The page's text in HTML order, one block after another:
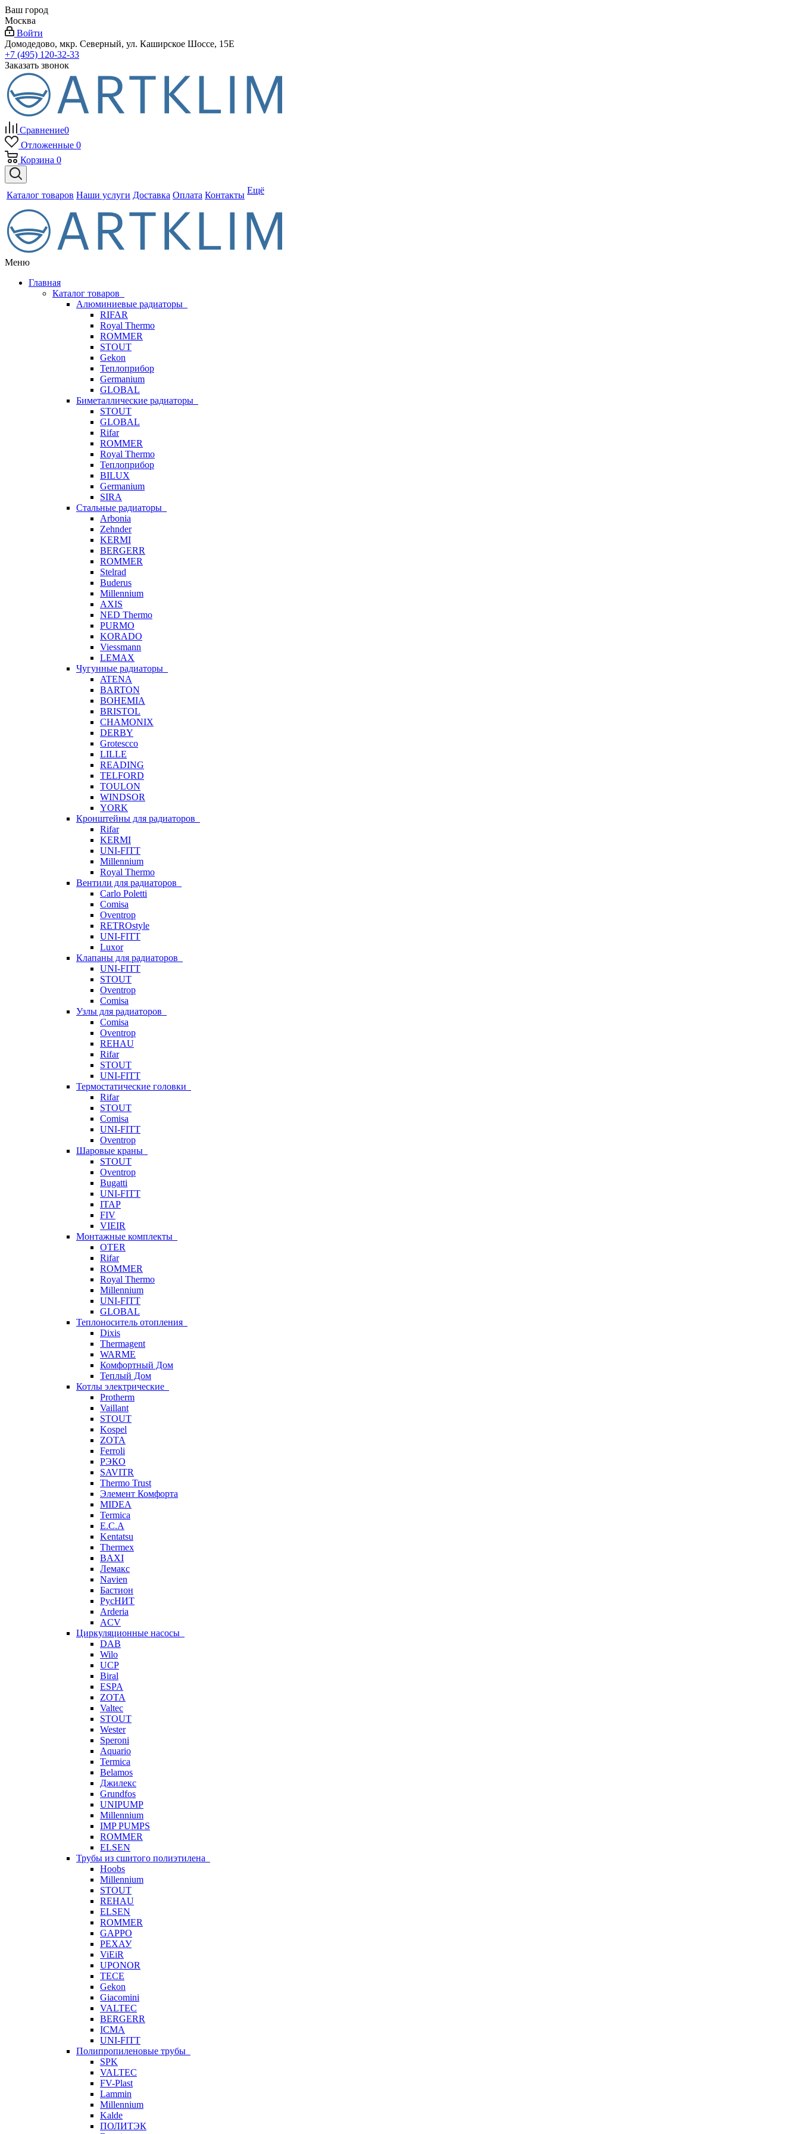
Ваш город
Москва
Войти
Домодедово, мкр. Северный, ул. Каширское Шоссе, 15Е
+7 (495) 120-32-33
Заказать звонок
Сравнение0
Отложенные 0
Корзина 0
Каталог товаров Наши услуги Доставка Оплата Контакты Ещё
Меню
Главная
Каталог товаров
Алюминиевые радиаторы
RIFAR
Royal Thermo
ROMMER
STOUT
Gekon
Теплоприбор
Germanium
GLOBAL
Биметаллические радиаторы
STOUT
GLOBAL
Rifar
ROMMER
Royal Thermo
Теплоприбор
BILUX
Germanium
SIRA
Стальные радиаторы
Arbonia
Zehnder
KERMI
BERGERR
ROMMER
Stelrad
Buderus
Millennium
AXIS
NED Thermo
PURMO
KORADO
Viessmann
LEMAX
Чугунные радиаторы
ATENA
BARTON
BOHEMIA
BRISTOL
CHAMONIX
DERBY
Grotescco
LILLE
READING
TELFORD
TOULON
WINDSOR
YORK
Кронштейны для радиаторов
Rifar
KERMI
UNI-FITT
Millennium
Royal Thermo
Вентили для радиаторов
Carlo Poletti
Comisa
Oventrop
RETROstyle
UNI-FITT
Luxor
Клапаны для радиаторов
UNI-FITT
STOUT
Oventrop
Comisa
Узлы для радиаторов
Comisa
Oventrop
REHAU
Rifar
STOUT
UNI-FITT
Термостатические головки
Rifar
STOUT
Comisa
UNI-FITT
Oventrop
Шаровые краны
STOUT
Oventrop
Bugatti
UNI-FITT
ITAP
FIV
VIEIR
Монтажные комплекты
OTER
Rifar
ROMMER
Royal Thermo
Millennium
UNI-FITT
GLOBAL
Теплоноситель отопления
Dixis
Thermagent
WARME
Комфортный Дом
Теплый Дом
Котлы электрические
Protherm
Vaillant
STOUT
Kospel
ZOTA
Ferroli
РЭКО
SAVITR
Thermo Trust
Элемент Комфорта
MIDEA
Termica
E.C.A
Kentatsu
Thermex
BAXI
Лемакс
Navien
Бастион
РусНИТ
Arderia
ACV
Циркуляционные насосы
DAB
Wilo
UCP
Biral
ESPA
ZOTA
Valtec
STOUT
Wester
Speroni
Aquario
Termica
Belamos
Джилекс
Grundfos
UNIPUMP
Millennium
IMP PUMPS
ROMMER
ELSEN
Трубы из сшитого полиэтилена
Hoobs
Millennium
STOUT
REHAU
ELSEN
ROMMER
GAPPO
РЕХАУ
ViEiR
UPONOR
TECE
Gekon
Giacomini
VALTEC
BERGERR
ICMA
UNI-FITT
Полипропиленовые трубы
SPK
VALTEC
FV-Plast
Lammin
Millennium
Kalde
ПОЛИТЭК